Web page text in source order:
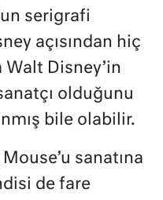
serigrafi
açısından hiç
Walt Disney’in
olduğunu
bile olabilir.
sanatına
de fare